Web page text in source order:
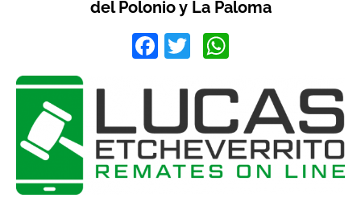
del Polonio y La Paloma
Facebook
Twitter